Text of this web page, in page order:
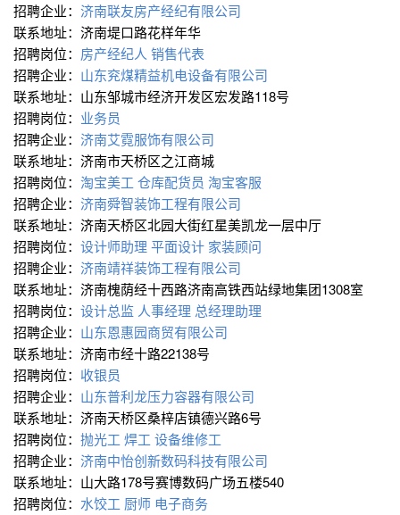
招聘企业： 济南联友房产经纪有限公司
联系地址：济南堤口路花样年华
招聘岗位： 房产经纪人 销售代表
招聘企业： 山东兖煤精益机电设备有限公司
联系地址：山东邹城市经济开发区宏发路118号
招聘岗位： 业务员
招聘企业： 济南艾霓服饰有限公司
联系地址：济南市天桥区之江商城
招聘岗位： 淘宝美工 仓库配货员 淘宝客服
招聘企业： 济南舜智装饰工程有限公司
联系地址：济南天桥区北园大街红星美凯龙一层中厅
招聘岗位： 设计师助理 平面设计 家装顾问
招聘企业： 济南靖祥装饰工程有限公司
联系地址：济南槐荫经十西路济南高铁西站绿地集团1308室
招聘岗位： 设计总监 人事经理 总经理助理
招聘企业： 山东恩惠园商贸有限公司
联系地址：济南市经十路22138号
招聘岗位： 收银员
招聘企业： 山东普利龙压力容器有限公司
联系地址：济南天桥区桑梓店镇德兴路6号
招聘岗位： 抛光工 焊工 设备维修工
招聘企业： 济南中怡创新数码科技有限公司
联系地址：山大路178号赛博数码广场五楼540
招聘岗位： 水饺工 厨师 电子商务